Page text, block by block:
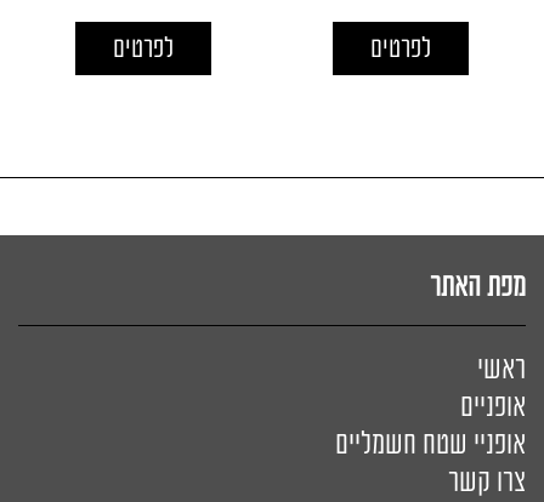
לפרטים לפרטים
מפת האתר
ראשי
אופניים
אופניי שטח חשמליים
צרו קשר